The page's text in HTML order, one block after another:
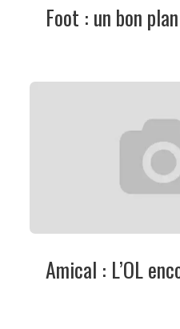
Foot : un bon
Amical : L’OL